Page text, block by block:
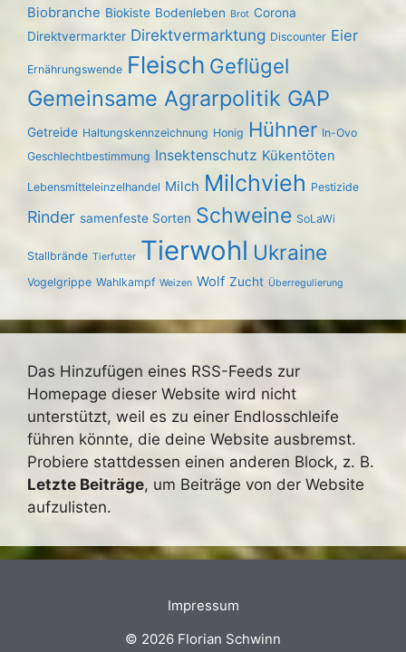
Biobranche Biokiste Bodenleben Brot Corona
Direktvermarkter Direktvermarktung Discounter Eier
Ernährungswende Fleisch Geflügel
Gemeinsame Agrarpolitik GAP
Getreide Haltungskennzeichnung Honig Hühner In-Ovo
Geschlechtbestimmung Insektenschutz Kükentöten
Lebensmitteleinzelhandel Milch Milchvieh Pestizide
Rinder samenfeste Sorten Schweine SoLaWi
Stallbrände Tierfutter Tierwohl Ukraine
Vogelgrippe Wahlkampf Weizen Wolf Zucht Überregulierung
Das Hinzufügen eines RSS-Feeds zur
Homepage dieser Website wird nicht
unterstützt, weil es zu einer Endlosschleife
führen könnte, die deine Website ausbremst.
Probiere stattdessen einen anderen Block, z. B.
Letzte Beiträge, um Beiträge von der Website
aufzulisten.
Impressum
© 2026 Florian Schwinn